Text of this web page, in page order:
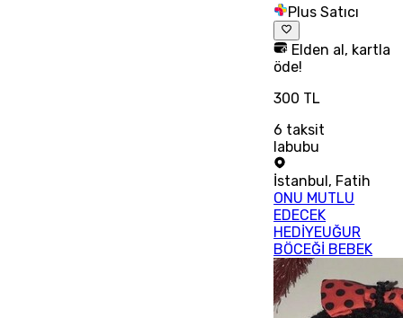
Plus Satıcı
Elden al, kartla
öde!
300 TL
6 taksit
labubu
İstanbul , Fatih
ONU MUTLU
EDECEK
HEDİYEUĞUR
BÖCEĞİ BEBEK